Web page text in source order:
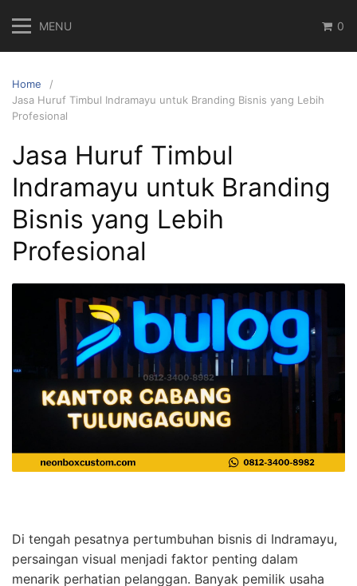
content
MENU 0
Home
Jasa Huruf Timbul Indramayu untuk Branding Bisnis yang Lebih
Profesional
Jasa Huruf Timbul
Indramayu untuk Branding
Bisnis yang Lebih
Profesional
Di tengah pesatnya pertumbuhan bisnis di Indramayu,
persaingan visual menjadi faktor penting dalam
menarik perhatian pelanggan. Banyak pemilik usaha